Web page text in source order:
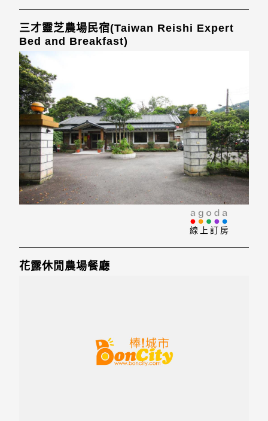
三才靈芝農場民宿(Taiwan Reishi Expert
Bed and Breakfast)
線上訂房
花露休閒農場餐廳